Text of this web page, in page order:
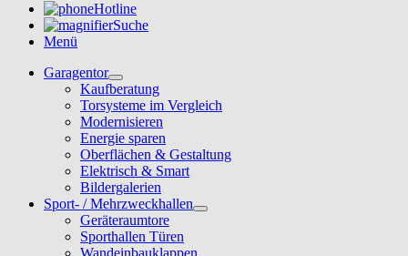
Hotline
Suche
Menü
Garagentor
Kaufberatung
Torsysteme im Vergleich
Modernisieren
Energie sparen
Oberflächen & Gestaltung
Elektrisch & Smart
Bildergalerien
Sport- / Mehrzweckhallen
Geräteraumtore
Sporthallen Türen
Wandeinbauklappen